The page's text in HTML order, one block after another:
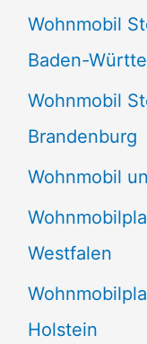
Wohnmobil
Baden-
Wohnmobil
Brandenburg
Wohnmobil
Westfalen
Holstein